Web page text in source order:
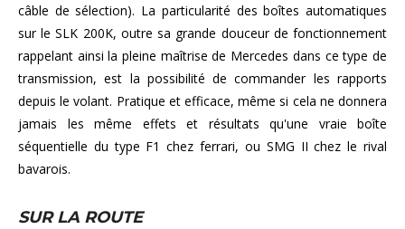
câble de sélection). La particularité des boîtes automatiques
sur le SLK 200K, outre sa grande douceur de fonctionnement
rappelant ainsi la pleine maîtrise de Mercedes dans ce type de
transmission, est la possibilité de commander les rapports
depuis le volant. Pratique et efficace, même si cela ne donnera
jamais les même effets et résultats qu'une vraie boîte
séquentielle du type F1 chez ferrari, ou SMG II chez le rival
bavarois.
SUR LA ROUTE